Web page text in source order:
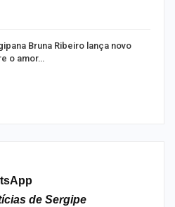
Bruna Ribeiro lança novo
o amor…
de Sergipe